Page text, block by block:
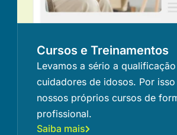
Cursos e Treinamentos
Levamos a sério a
cuidadores de idosos. Por
nossos próprios cursos de
profissional.
Saiba mais